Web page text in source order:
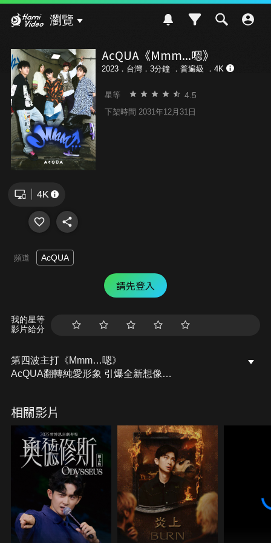
瀏覽
AcQUA《Mmm...嗯》
2023．台灣．3分鐘 ． 普遍級 ．4K
星等 4.5
下架時間 2031年12月31日
頻道 AcQUA
請先登入
我的星等
影片給分
第四波主打《Mmm…嗯》
AcQUA翻轉純愛形象 引爆全新想像
每一句都在偷偷暗示更多渴望
「那些謹慎通通不算，Baby 還有什麼不敢」
要是你對忽冷忽熱的回應，有點慌忙
就再來一點Mmm…ah！主動攻下對方心防
光源探索版
要是遇上黑暗，只要多一點暗示
我們的潛在能量，就會完全釋放
無所畏懼，帶你突破每個關卡
相關影片